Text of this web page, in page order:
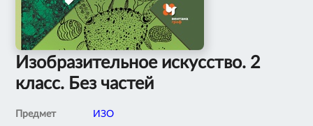
Изобразительное искусство. 2
класс. Без частей
Предмет
ИЗО